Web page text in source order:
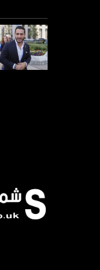
05 أغسطس